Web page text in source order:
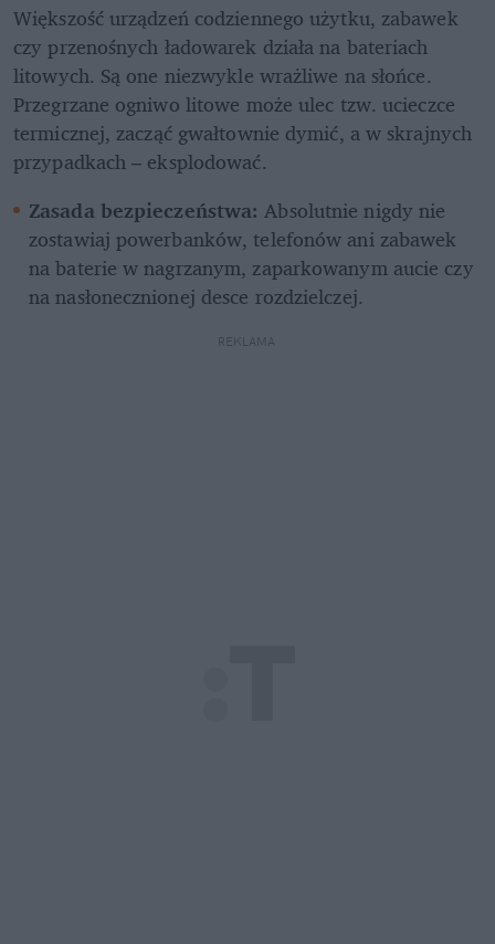
Większość urządzeń codziennego użytku, zabawek
czy przenośnych ładowarek działa na bateriach
litowych. Są one niezwykle wrażliwe na słońce.
Przegrzane ogniwo litowe może ulec tzw. ucieczce
termicznej, zacząć gwałtownie dymić, a w skrajnych
przypadkach – eksplodować.
Zasada bezpieczeństwa: Absolutnie nigdy nie
zostawiaj powerbanków, telefonów ani zabawek
na baterie w nagrzanym, zaparkowanym aucie czy
na nasłonecznionej desce rozdzielczej.
REKLAMA